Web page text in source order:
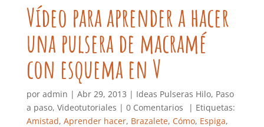
Vídeo para aprender a hacer
una pulsera de macramé
con esquema en V
por admin | Abr 29, 2013 | Ideas Pulseras Hilo, Paso
a paso, Videotutoriales | 0 Comentarios
| Etiquetas:
Amistad, Aprender hacer, Brazalete, Cómo, Espiga,